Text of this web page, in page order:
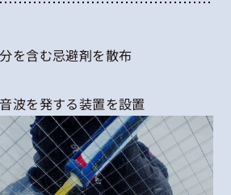
を含む忌避剤を散布
波を発する装置を設置